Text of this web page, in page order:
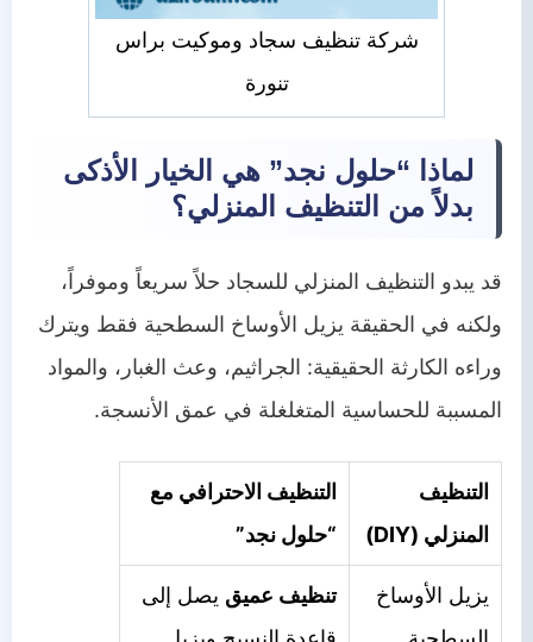
شركة تنظيف سجاد وموكيت براس
تنورة
لماذا “حلول نجد” هي الخيار الأذكى
بدلاً من التنظيف المنزلي؟
قد يبدو التنظيف المنزلي للسجاد حلاً سريعاً وموفراً،
ولكنه في الحقيقة يزيل الأوساخ السطحية فقط ويترك
وراءه الكارثة الحقيقية: الجراثيم، وعث الغبار، والمواد
المسببة للحساسية المتغلغلة في عمق الأنسجة.
التنظيف
المنزلي (DIY)
التنظيف الاحترافي مع
“حلول نجد”
يزيل الأوساخ
تنظيف عميق يصل إلى